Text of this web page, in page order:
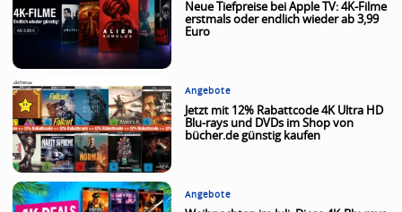
Neue Tiefpreise bei Apple TV: 4K-Filme
erstmals oder endlich wieder ab 3,99
Euro
Angebote
Jetzt mit 12% Rabattcode 4K Ultra HD
Blu-rays und DVDs im Shop von
bücher.de günstig kaufen
Angebote